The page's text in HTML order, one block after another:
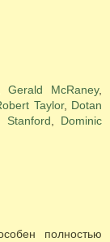
Gerald McRaney,
Taylor, Dotan
Stanford
Dominic
полностью